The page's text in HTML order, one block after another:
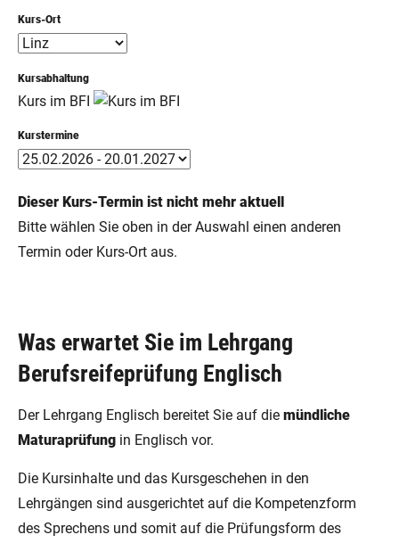
Was erwartet Sie im Lehrgang
Berufsreifeprüfung Englisch
Der Lehrgang Englisch bereitet Sie auf die mündliche
Maturaprüfung in Englisch vor.
Die Kursinhalte und das Kursgeschehen in den
Lehrgängen sind ausgerichtet auf die Kompetenzform
des Sprechens und somit auf die Prüfungsform des
Kurs-Ort
Kursabhaltung
Kurs im BFI
Kurstermine
Dieser Kurs-Termin ist nicht mehr aktuell
Bitte wählen Sie oben in der Auswahl einen anderen
Termin oder Kurs-Ort aus.